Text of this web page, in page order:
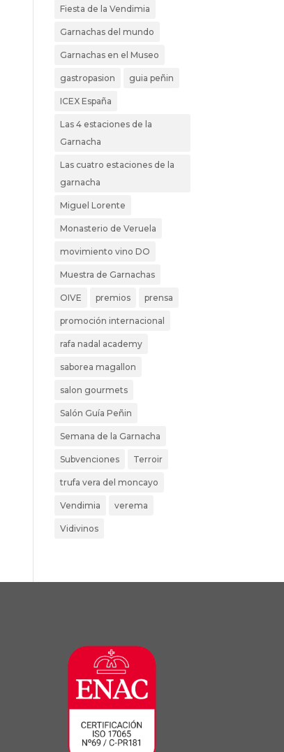
Fiesta de la Vendimia
Garnachas del mundo
Garnachas en el Museo
gastropasion guia peñin
ICEX España
Las 4 estaciones de la
Garnacha
Las cuatro estaciones de la
garnacha
Miguel Lorente
Monasterio de Veruela
movimiento vino DO
Muestra de Garnachas
OIVE premios prensa
promoción internacional
rafa nadal academy
saborea magallon
salon gourmets
Salón Guía Peñin
Semana de la Garnacha
Subvenciones Terroir
trufa vera del moncayo
Vendimia verema
Vidivinos